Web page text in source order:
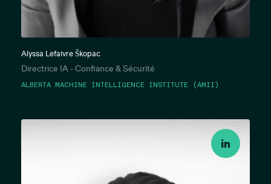
Alyssa Lefaivre Škopac
Directrice IA - Confiance & Sécurité
ALBERTA MACHINE INTELLIGENCE INSTITUTE (AMII)